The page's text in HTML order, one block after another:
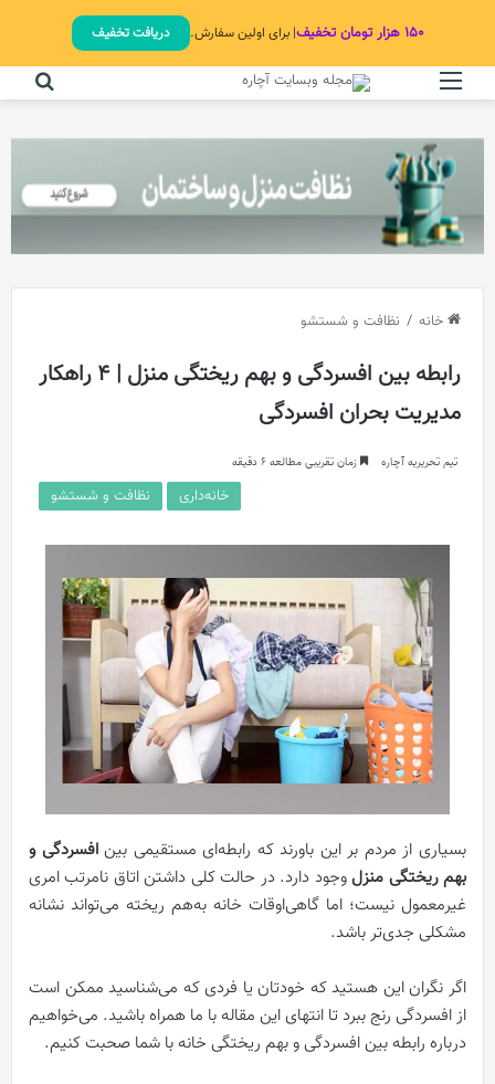
۱۵۰ هزار تومان تخفیف | برای اولین سفارش. دریافت تخفیف
خانه / نظافت و شستشو
رابطه بین افسردگی و بهم ریختگی منزل | 4 راهکار
مدیریت بحران افسردگی
تیم تحریریه آچاره زمان تقریبی مطالعه 6 دقیقه
خانه‌داری نظافت و شستشو
بسیاری از مردم بر این باورند که رابطه‌ای مستقیمی بینافسردگی و
بهم ریختگی منزلوجود دارد. در حالت کلی داشتن اتاق نامرتب امری
غیرمعمول نیست؛ اما گاهی‌اوقات خانه به‌هم ریخته می‌تواند نشانه
مشکلی جدی‌تر باشد.
اگر نگران این هستید که خودتان یا فردی که می‌شناسید ممکن است
از افسردگی رنج ببرد تا انتهای این مقاله با ما همراه باشید. می‌خواهیم
درباره رابطه بین افسردگی و بهم ریختگی خانه با شما صحبت کنیم.